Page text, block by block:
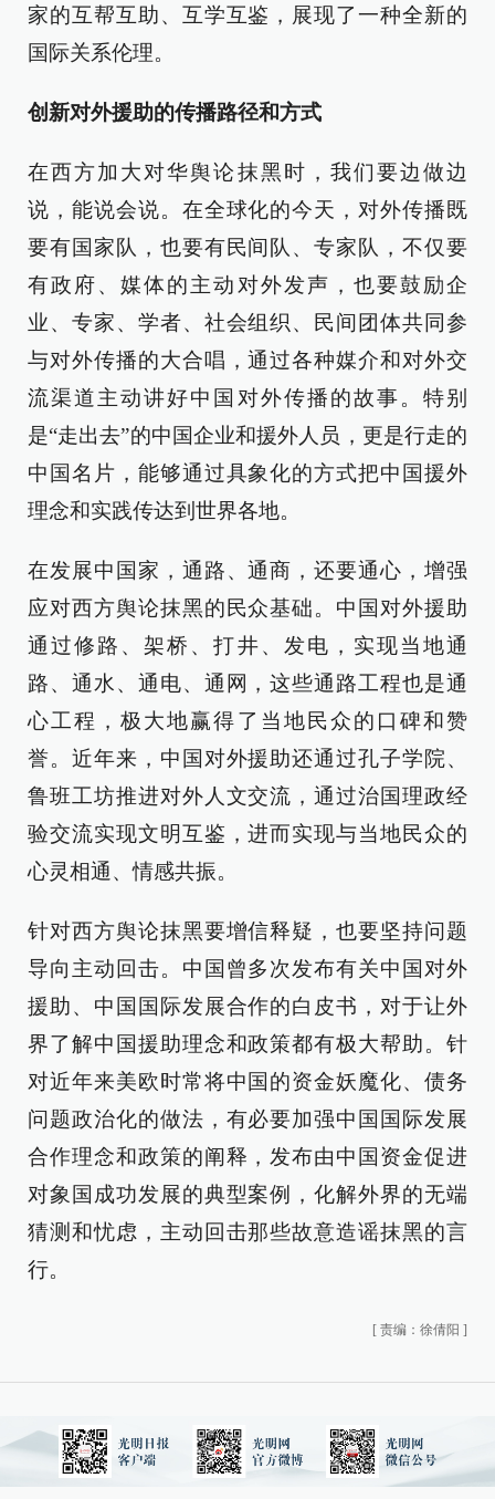
家的互帮互助、互学互鉴，展现了一种全新的
国际关系伦理。
创新对外援助的传播路径和方式
在西方加大对华舆论抹黑时，我们要边做边
说，能说会说。在全球化的今天，对外传播既
要有国家队，也要有民间队、专家队，不仅要
有政府、媒体的主动对外发声，也要鼓励企
业、专家、学者、社会组织、民间团体共同参
与对外传播的大合唱，通过各种媒介和对外交
流渠道主动讲好中国对外传播的故事。特别
是“走出去”的中国企业和援外人员，更是行走的
中国名片，能够通过具象化的方式把中国援外
理念和实践传达到世界各地。
在发展中国家，通路、通商，还要通心，增强
应对西方舆论抹黑的民众基础。中国对外援助
通过修路、架桥、打井、发电，实现当地通
路、通水、通电、通网，这些通路工程也是通
心工程，极大地赢得了当地民众的口碑和赞
誉。近年来，中国对外援助还通过孔子学院、
鲁班工坊推进对外人文交流，通过治国理政经
验交流实现文明互鉴，进而实现与当地民众的
心灵相通、情感共振。
针对西方舆论抹黑要增信释疑，也要坚持问题
导向主动回击。中国曾多次发布有关中国对外
援助、中国国际发展合作的白皮书，对于让外
界了解中国援助理念和政策都有极大帮助。针
对近年来美欧时常将中国的资金妖魔化、债务
问题政治化的做法，有必要加强中国国际发展
合作理念和政策的阐释，发布由中国资金促进
对象国成功发展的典型案例，化解外界的无端
猜测和忧虑，主动回击那些故意造谣抹黑的言
行。
[ 责编：徐倩阳 ]